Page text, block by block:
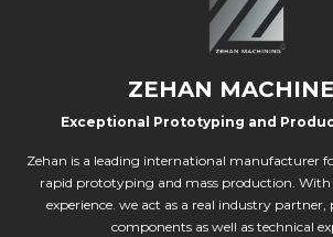
ZEHAN
Exceptional Prototyping and
Zehan is a leading international manufacturer
rapid prototyping and mass production. With
experience. we act as a real industry partner,
components as well as technical